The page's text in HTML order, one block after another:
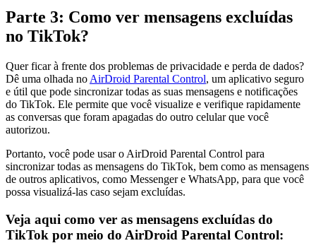
Parte 3: Como ver mensagens excluídas
no TikTok?
Quer ficar à frente dos problemas de privacidade e perda de dados?
Dê uma olhada no AirDroid Parental Control, um aplicativo seguro
e útil que pode sincronizar todas as suas mensagens e notificações
do TikTok. Ele permite que você visualize e verifique rapidamente
as conversas que foram apagadas do outro celular que você
autorizou.
Portanto, você pode usar o AirDroid Parental Control para
sincronizar todas as mensagens do TikTok, bem como as mensagens
de outros aplicativos, como Messenger e WhatsApp, para que você
possa visualizá-las caso sejam excluídas.
Veja aqui como ver as mensagens excluídas do
TikTok por meio do AirDroid Parental Control: